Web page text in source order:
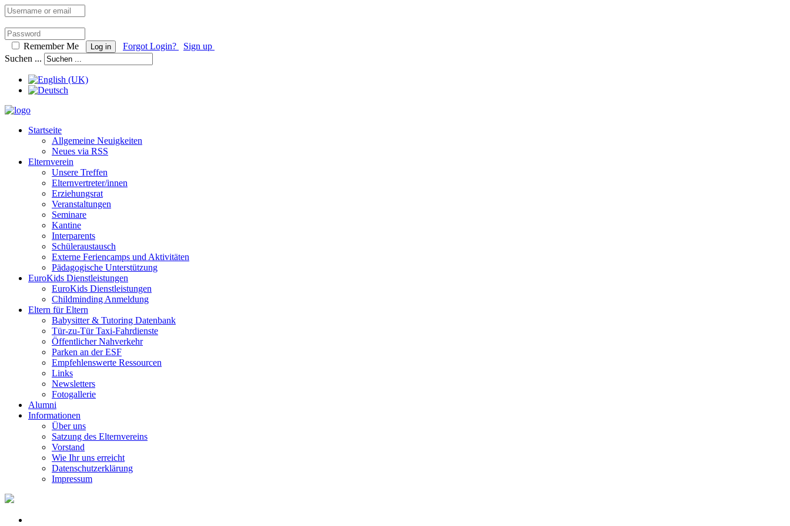
Remember Me Log in Forgot Login?
Sign up
Suchen ...
Startseite
Allgemeine Neuigkeiten
Neues via RSS
Elternverein
Unsere Treffen
Elternvertreter/innen
Erziehungsrat
Veranstaltungen
Seminare
Kantine
Interparents
Schüleraustausch
Externe Feriencamps und Aktivitäten
Pädagogische Unterstützung
EuroKids Dienstleistungen
EuroKids Dienstleistungen
Childminding Anmeldung
Eltern für Eltern
Babysitter & Tutoring Datenbank
Tür-zu-Tür Taxi-Fahrdienste
Öffentlicher Nahverkehr
Parken an der ESF
Empfehlenswerte Ressourcen
Links
Newsletters
Fotogallerie
Alumni
Informationen
Über uns
Satzung des Elternvereins
Vorstand
Wie Ihr uns erreicht
Datenschutzerklärung
Impressum